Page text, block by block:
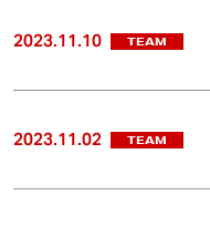
2023.11.10 TEAM
2023.11.02 TEAM